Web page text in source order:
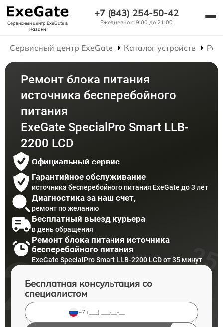
Сервисный центр ExeGateв
Казани
+7 (843) 254-50-42
Ежедневно с 9:00 до 21:00
Сервисный центр ExeGate Каталог устройств
Ремонт блока питания
источника бесперебойного
питания
ExeGate SpecialPro Smart LLB-
2200 LCD
Официальный сервис
Гарантийное обслуживание
источника бесперебойного питания ExeGate до 3 лет
Диагностика за наш счет,
ремонт по желанию
Бесплатный выезд курьера
в день обращения
Ремонт блока питания источника
бесперебойного питания
ExeGate SpecialPro Smart LLB-2200 LCD от 35 минут
Бесплатная консультация со
специалистом